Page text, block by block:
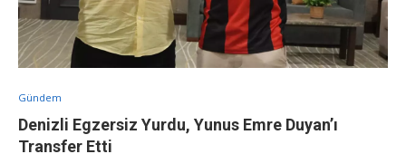
Gündem
Denizli Egzersiz Yurdu, Yunus Emre Duyan’ı
Transfer Etti